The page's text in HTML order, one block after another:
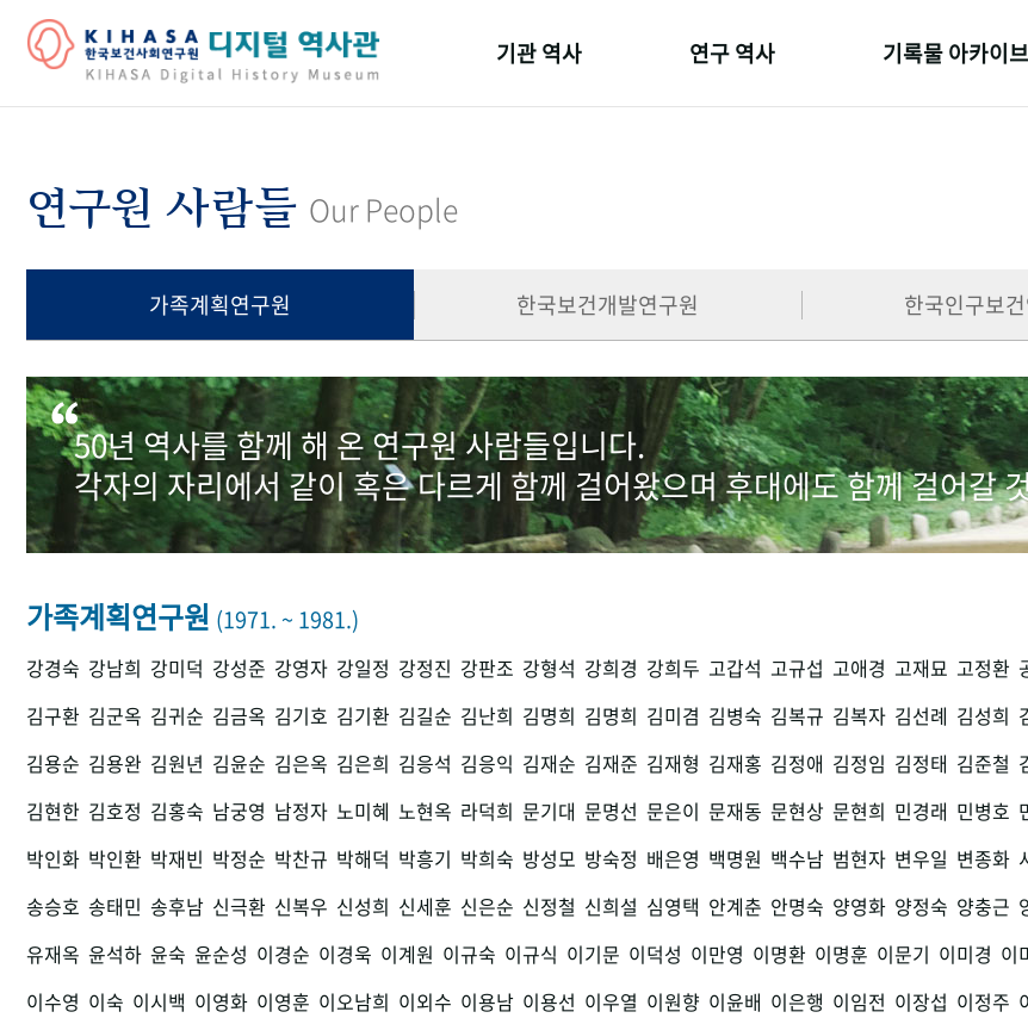
기관 역사 연구 역사 기록물 아카이브
연구원 사람들 Our People
가족계획연구원 한국보건개발연구원 한국인구보
50년 역사를 함께 해 온 연구원 사람들입니다.
각자의 자리에서 같이 혹은 다르게 함께 걸어왔으며 후대에도 함께 걸어갈
가족계획연구원 (1971. ~ 1981.)
강경숙 강남희 강미덕 강성준 강영자 강일정 강정진 강판조 강형석 강희경 강희두 고갑석 고규섭 고애경 고재묘 고정환
김구환 김군옥 김귀순 김금옥 김기호 김기환 김길순 김난희 김명희 김명희 김미겸 김병숙 김복규 김복자 김선례 김성희
김용순 김용완 김원년 김윤순 김은옥 김은희 김응석 김응익 김재순 김재준 김재형 김재홍 김정애 김정임 김정태 김준철
김현한 김호정 김홍숙 남궁영 남정자 노미혜 노현옥 라덕희 문기대 문명선 문은이 문재동 문현상 문현희 민경래 민병호
박인화 박인환 박재빈 박정순 박찬규 박해덕 박흥기 박희숙 방성모 방숙정 배은영 백명원 백수남 범현자 변우일 변종화
송승호 송태민 송후남 신극환 신복우 신성희 신세훈 신은순 신정철 신희설 심영택 안계춘 안명숙 양영화 양정숙 양충근
유재옥 윤석하 윤숙 윤순성 이경순 이경욱 이계원 이규숙 이규식 이기문 이덕성 이만영 이명환 이명훈 이문기 이미경 이
이수영 이숙 이시백 이영화 이영훈 이오남희 이외수 이용남 이용선 이우열 이원향 이윤배 이은행 이임전 이장섭 이정주